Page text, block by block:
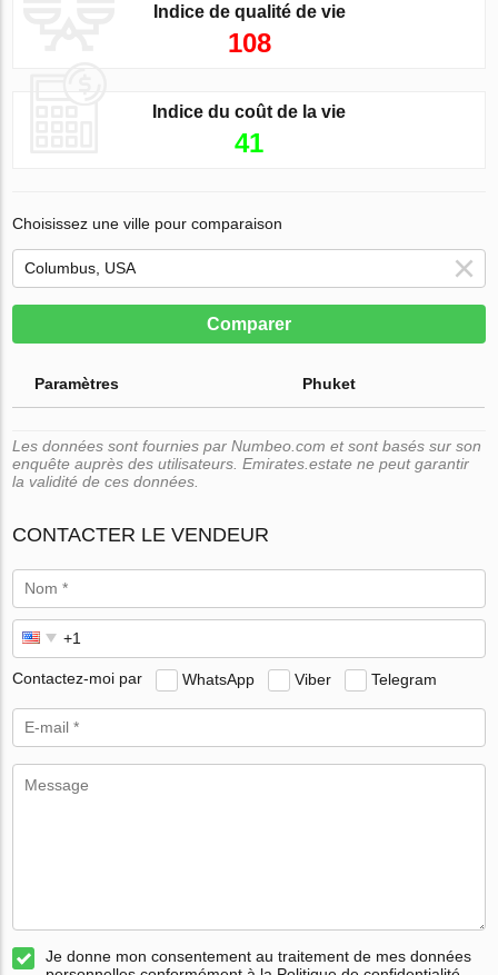
Indice de qualité de vie
108
Indice du coût de la vie
41
Choisissez une ville pour comparaison
Comparer
Paramètres Phuket
Les données sont fournies par Numbeo.com et sont basés sur son
enquête auprès des utilisateurs. Emirates.estate ne peut garantir
la validité de ces données.
CONTACTER LE VENDEUR
Contactez-moi par WhatsApp Viber Telegram
Je donne mon consentement au traitement de mes données